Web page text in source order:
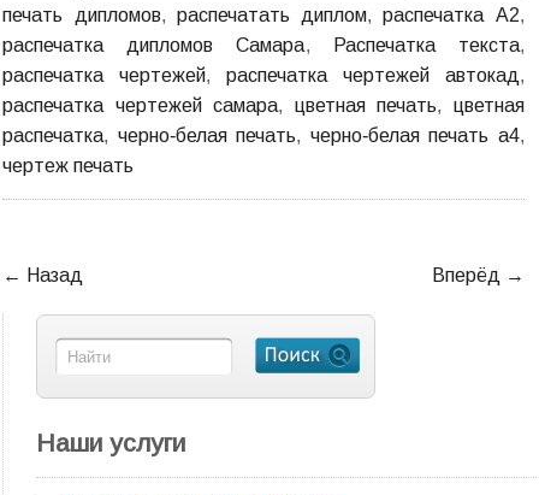
печать дипломов, распечатать диплом,распечатка А2,
распечатка дипломов Самара, Распечатка текста,
распечатка чертежей,распечатка чертежей автокад,
распечатка чертежей самара, цветная печать, цветная
распечатка, черно-белая печать, черно-белая печать а4,
чертеж печать
← Назад Вперёд →
Наши услуги